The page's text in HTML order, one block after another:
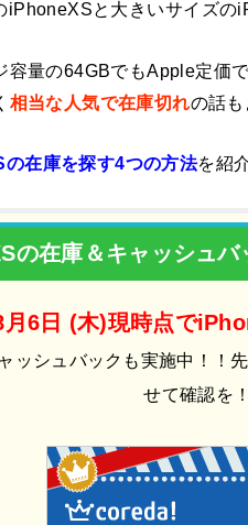
と大きいサイズの
容量の64GBでもApple定価
相当な人気で在庫切れの話も
在庫を探す4つの方法を紹
の在庫＆キャッシュバ
月6日 (木)現時点で
ッシュバックも実施中！！
せて確認を